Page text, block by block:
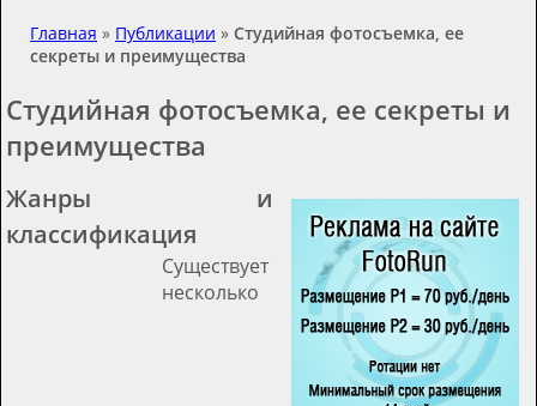
Главная » Публикации » Студийная фотосъемка, ее
секреты и преимущества
Студийная фотосъемка, ее секреты и
преимущества
Жанры и
классификация
Существует
несколько